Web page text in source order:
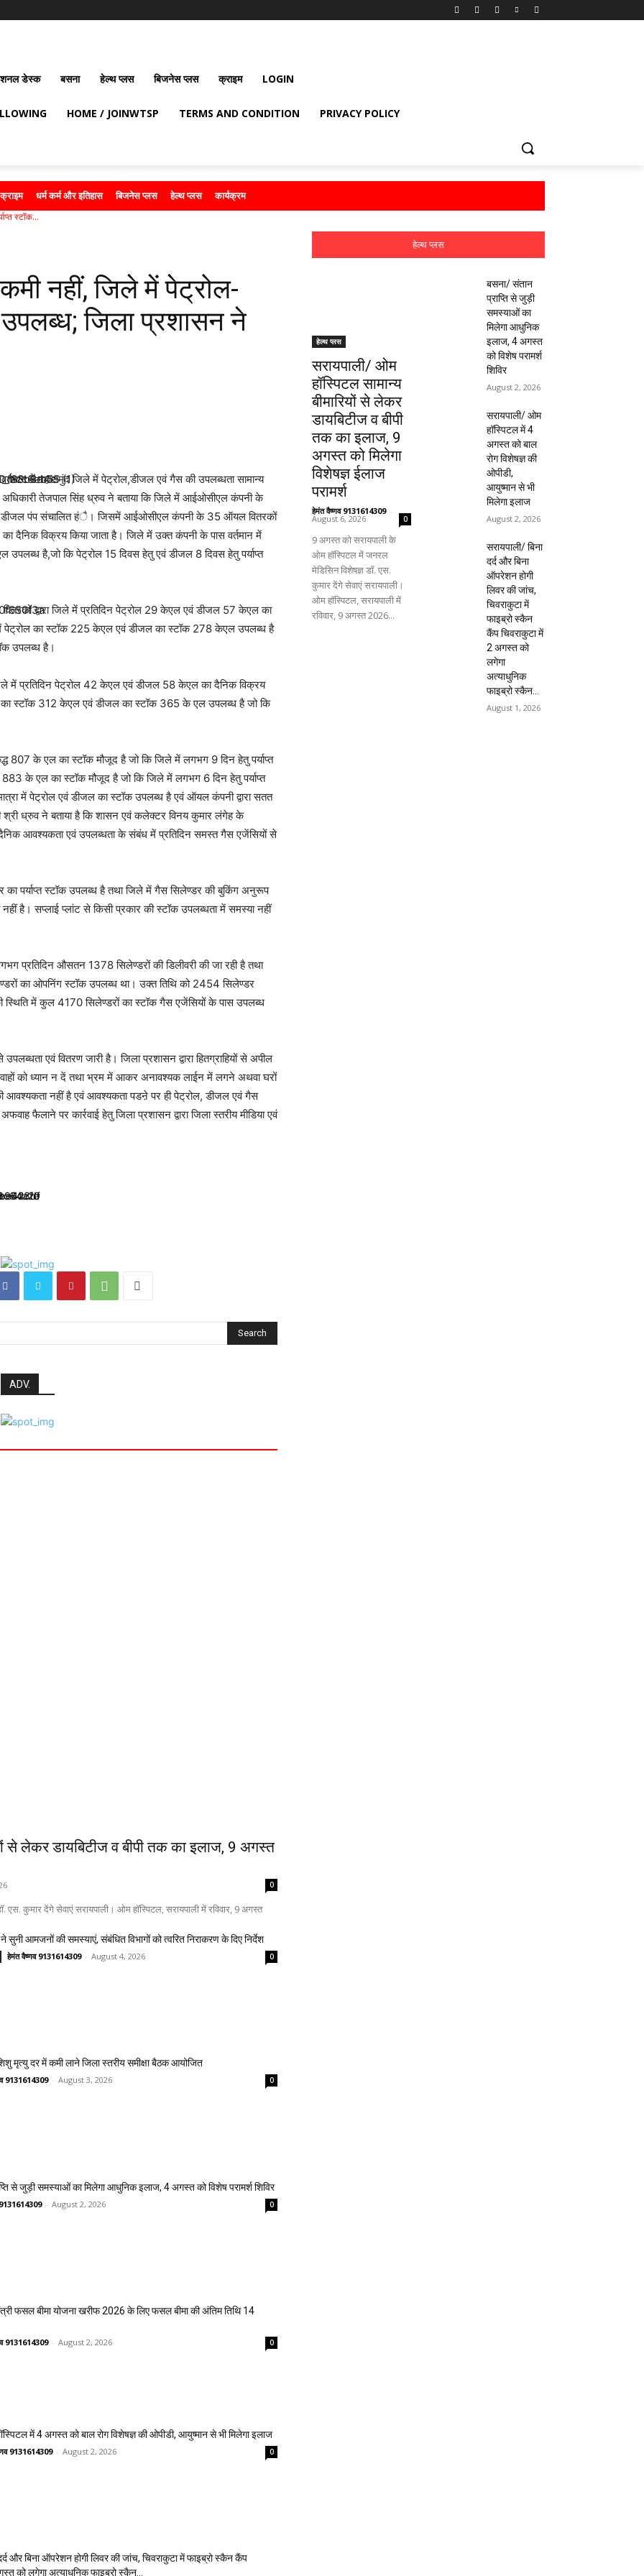
डेस्क बसना हेल्थ प्लस बिजनेस प्लस क्राइम LOGIN
HOME / JOINWTSP TERMS AND CONDITION PRIVACY POLICY
क्राइम धर्म कर्म और इतिहास बिजनेस प्लस हेल्थ प्लस कार्यक्रम
स्टॉक...
नहीं, जिले में पेट्रोल-
उपलब्ध; जिला प्रशासन ने
में महासमुंद जिले में पेट्रोल,डीजल एवं गैस की उपलब्धता सामान्य
तेजपाल सिंह ध्रुव ने बताया कि जिले में आईओसीएल कंपनी के
डीजल पंप संचालित हंै। जिसमें आईओसीएल कंपनी के 35 ऑयल वितरकों
दैनिक विक्रय किया जाता है। जिले में उक्त कंपनी के पास वर्तमान में
है,जो कि पेट्रोल 15 दिवस हेतु एवं डीजल 8 दिवस हेतु पर्याप्त
द्वारा जिले में प्रतिदिन पेट्रोल 29 केएल एवं डीजल 57 केएल का
में पेट्रोल का स्टॉक 225 केएल एवं डीजल का स्टॉक 278 केएल उपलब्ध है
उपलब्ध है।
में प्रतिदिन पेट्रोल 42 केएल एवं डीजल 58 केएल का दैनिक विक्रय
का स्टॉक 312 केएल एवं डीजल का स्टॉक 365 के एल उपलब्ध है जो कि
के एल का स्टॉक मौजूद है जो कि जिले में लगभग 9 दिन हेतु पर्याप्त
के एल का स्टॉक मौजूद है जो कि जिले में लगभग 6 दिन हेतु पर्याप्त
में पेट्रोल एवं डीजल का स्टॉक उपलब्ध है एवं ऑयल कंपनी द्वारा सतत
श्री ध्रुव ने बताया है कि शासन एवं कलेक्टर विनय कुमार लंगेह के
दैनिक आवश्यकता एवं उपलब्धता के संबंध में प्रतिदिन समस्त गैस एजेंसियों से
पर्याप्त स्टॉक उपलब्ध है तथा जिले में गैस सिलेण्डर की बुकिंग अनुरूप
है। सप्लाई प्लांट से किसी प्रकार की स्टॉक उपलब्धता में समस्या नहीं
प्रतिदिन औसतन 1378 सिलेण्डरों की डिलीवरी की जा रही है तथा
का ओपनिंग स्टॉक उपलब्ध था। उक्त तिथि को 2454 सिलेण्डर
स्थिति में कुल 4170 सिलेण्डरों का स्टॉक गैस एजेंसियों के पास उपलब्ध
एवं वितरण जारी है। जिला प्रशासन द्वारा हितग्राहियों से अपील
को ध्यान न दें तथा भ्रम में आकर अनावश्यक लाईन में लगने अथवा घरों
नहीं है एवं आवश्यकता पडऩे पर ही पेट्रोल, डीजल एवं गैस
फैलाने पर कार्रवाई हेतु जिला प्रशासन द्वारा जिला स्तरीय मीडिया एवं
Search
ADV.
से लेकर डायबिटीज व बीपी तक का इलाज, 9 अगस्त
0
कुमार देंगे सेवाएं सरायपाली। ओम हॉस्पिटल, सरायपाली में रविवार, 9 अगस्त
आमजनों की समस्याएं, संबंधित विभागों को त्वरित निराकरण के दिए निर्देश
हेमंत वैष्णव 9131614309 - August 4, 2026 0
मृत्यु दर में कमी लाने जिला स्तरीय समीक्षा बैठक आयोजित
9131614309 - August 3, 2026 0
से जुड़ी समस्याओं का मिलेगा आधुनिक इलाज, 4 अगस्त को विशेष परामर्श शिविर
- August 2, 2026 0
फसल बीमा योजना खरीफ 2026 के लिए फसल बीमा की अंतिम तिथि 14
9131614309 - August 2, 2026 0
में 4 अगस्त को बाल रोग विशेषज्ञ की ओपीडी, आयुष्मान से भी मिलेगा इलाज
9131614309 - August 2, 2026 0
और बिना ऑपरेशन होगी लिवर की जांच, चिवराकुटा में फाइब्रो स्कैन कैंप
को लगेगा अत्याधुनिक फाइब्रो स्कैन...
हेल्थ प्लस
हेल्थ प्लस
सरायपाली/ ओम
हॉस्पिटल सामान्य
बीमारियों से लेकर
डायबिटीज व बीपी
तक का इलाज, 9
अगस्त को मिलेगा
विशेषज्ञ ईलाज
परामर्श
हेमंत वैष्णव 9131614309 -
August 6, 2026 0
9 अगस्त को सरायपाली के
ओम हॉस्पिटल में जनरल
मेडिसिन विशेषज्ञ डॉ. एस.
कुमार देंगे सेवाएं सरायपाली।
ओम हॉस्पिटल, सरायपाली में
रविवार, 9 अगस्त 2026...
बसना/ संतान
प्राप्ति से जुड़ी
समस्याओं का
मिलेगा आधुनिक
इलाज, 4 अगस्त
को विशेष परामर्श
शिविर
August 2, 2026
सरायपाली/ ओम
हॉस्पिटल में 4
अगस्त को बाल
रोग विशेषज्ञ की
ओपीडी,
आयुष्मान से भी
मिलेगा इलाज
August 2, 2026
सरायपाली/ बिना
दर्द और बिना
ऑपरेशन होगी
लिवर की जांच,
चिवराकुटा में
फाइब्रो स्कैन
कैंप चिवराकुटा में
2 अगस्त को
लगेगा
अत्याधुनिक
फाइब्रो स्कैन...
August 1, 2026